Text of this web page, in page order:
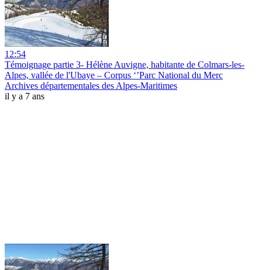
12:54
Témoignage partie 3- Hélène Auvigne, habitante de Colmars-les-
Alpes, vallée de l'Ubaye – Corpus ‘’Parc National du Merc
Archives départementales des Alpes-Maritimes
il y a 7 ans